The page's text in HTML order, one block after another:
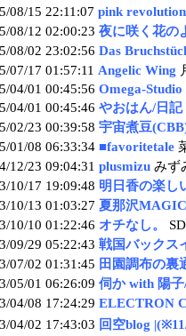
08/15 22:11:07 pink
08/12 02:00:23 夜に咲く花の
08/02 23:02:56 Das
07/17 01:57:11 Angelic Wing
04/01 00:45:56 Omega-Studio
04/01 00:45:46 やおはん/日記
02/23 00:39:58 宇宙煮豆
01/08 06:33:34 ■favoritetale
12/23 09:04:31 plusmizu みず
10/17 19:09:48 明日香の楽し
10/13 01:03:27 夏那沢
10/10 01:22:46 オチなし。
09/29 05:22:43 戦国バックス
07/02 01:31:45 田園調布の裏
05/01 06:26:09 伺か with 陽
04/08 17:24:29 ELECTRON
04/02 17:43:03 回空blog